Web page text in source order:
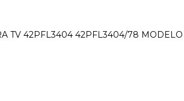
TV 42PFL3404 42PFL3404/78 MODELO